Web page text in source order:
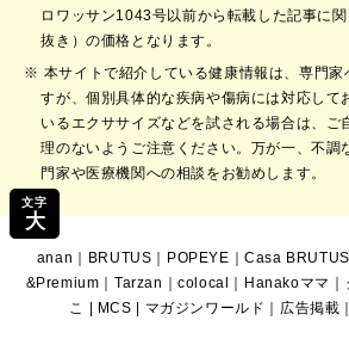
文字
大
ロワッサン1043号以前から転載した記事に
抜き）の価格となります。
本サイトで紹介している健康情報は、専門家
すが、個別具体的な疾病や傷病には対応して
いるエクササイズなどを試される場合は、ご
理のないようご注意ください。万が一、不調
門家や医療機関への相談をお勧めします。
anan BRUTUS POPEYE ｜Casa BRUTUS
&Premium ｜Tarzan ｜colocal Hanakoママ
こ
MCS マガジンワールド 広告掲載